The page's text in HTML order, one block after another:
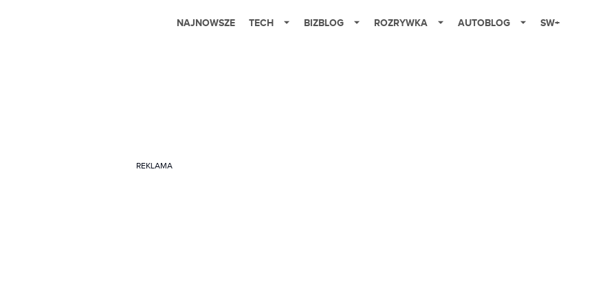
NAJNOWSZE TECH BIZBLOG ROZRYWKA AUTOBLOG SW+
REKLAMA